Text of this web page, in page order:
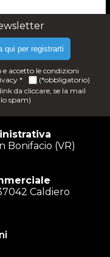
qui per registrarti
e accetto le condizioni
*
(*obbligatorio)
da cliccare, se la mail
spam)
Bonifacio (VR)
Caldiero